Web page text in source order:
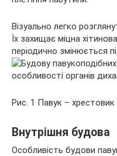
Візуально легко
Їх захищає міцна
періодично змінюється
Рис. 1 Павук – хрестовик
Внутрішня будова
Особливість будови